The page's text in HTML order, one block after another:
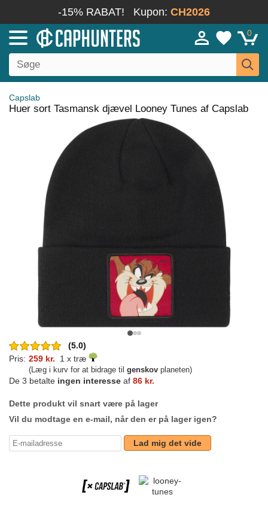
-15% RABAT! Kupon: CH2026
0
Capslab
Huer sort Tasmansk djævel Looney Tunes af Capslab
(5.0)
Pris: 259 kr. 1 x træ
(Læg i kurv for at bidrage til genskov planeten)
De 3 betalte ingen interesse af 86 kr.
Dette produkt vil snart være på lager
Vil du modtage en e-mail, når den er på lager igen?
Lad mig det vide